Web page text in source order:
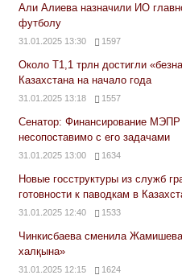
Али Алиева назначили ИО
футболу
31.01.2025 13:30 1597
Около Т1,1 трлн достигли
Казахстана на начало года
31.01.2025 13:18 1557
Сенатор: Финансирование
несопоставимо с его задачами
31.01.2025 13:00 1634
Новые госструктуры из служб
готовности к паводкам в
31.01.2025 12:40 1533
Чинкисбаева сменила
халқына»
31.01.2025 12:15 1624